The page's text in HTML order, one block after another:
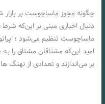
چگونه مجوز ماساچوست بر بازار
دنبال اخباری مبنی بر این‌که
ماساچوست تنظیم می‌شود ؛
امید این‌که مشتاقان مشتاق را
بر می‌اندازند و تعدادی از نهنگ